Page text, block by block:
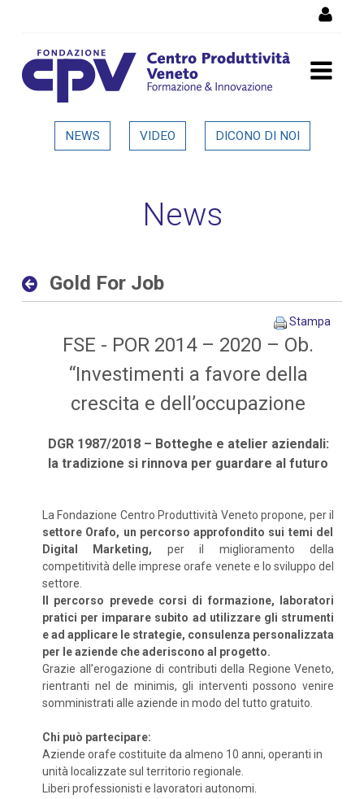
Gold For Job - Dettaglio in
NEWS VIDEO DICONO DI NOI
News
Gold For Job
Stampa
FSE - POR 2014 – 2020 – Ob.
“Investimenti a favore della
crescita e dell’occupazione
DGR 1987/2018 – Botteghe e atelier aziendali:
la tradizione si rinnova per guardare al futuro
La Fondazione Centro Produttività Veneto propone, per il
settore Orafo, un percorso approfondito sui temi del
Digital Marketing, per il miglioramento della
competitività delle imprese orafe venete e lo sviluppo del
settore.
Il percorso prevede corsi di formazione, laboratori
pratici per imparare subito ad utilizzare gli strumenti
e ad applicare le strategie, consulenza personalizzata
per le aziende che aderiscono al progetto.
Grazie all’erogazione di contributi della Regione Veneto,
rientranti nel de minimis, gli interventi possono venire
somministrati alle aziende in modo del tutto gratuito.
Chi può partecipare:
Aziende orafe costituite da almeno 10 anni, operanti in
unità localizzate sul territorio regionale.
Liberi professionisti e lavoratori autonomi.